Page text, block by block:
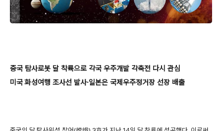
중국 탐사로봇 달 착륙으로 각국 우주개발 각축전 다시 관심
미국 화성여행 조사선 발사·일본은 국제우주정거장 선장 배출